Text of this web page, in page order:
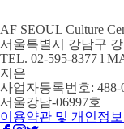
AF SEOUL Culture
서울특별시 강남구
TEL. 02-595-8377 l
지은
사업자등록번호: 488-
서울강남-06997호
이용약관 및 개인정